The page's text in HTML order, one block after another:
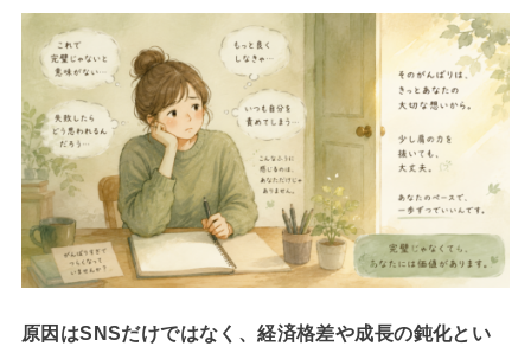
原因はSNSだけではなく、経済格差や成長の鈍化とい